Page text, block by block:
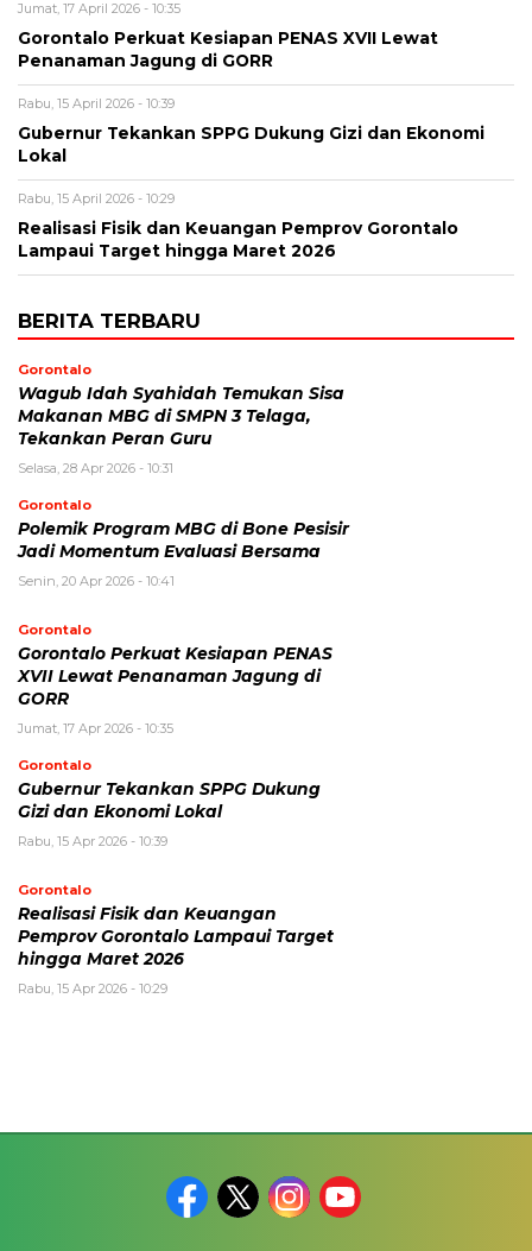
Jumat, 17 April 2026 - 10:35
Gorontalo Perkuat Kesiapan PENAS XVII Lewat
Penanaman Jagung di GORR
Rabu, 15 April 2026 - 10:39
Gubernur Tekankan SPPG Dukung Gizi dan Ekonomi
Lokal
Rabu, 15 April 2026 - 10:29
Realisasi Fisik dan Keuangan Pemprov Gorontalo
Lampaui Target hingga Maret 2026
BERITA TERBARU
Gorontalo
Wagub Idah Syahidah Temukan Sisa
Makanan MBG di SMPN 3 Telaga,
Tekankan Peran Guru
Selasa, 28 Apr 2026 - 10:31
Gorontalo
Polemik Program MBG di Bone Pesisir
Jadi Momentum Evaluasi Bersama
Senin, 20 Apr 2026 - 10:41
Gorontalo
Gorontalo Perkuat Kesiapan PENAS
XVII Lewat Penanaman Jagung di
GORR
Jumat, 17 Apr 2026 - 10:35
Gorontalo
Gubernur Tekankan SPPG Dukung
Gizi dan Ekonomi Lokal
Rabu, 15 Apr 2026 - 10:39
Gorontalo
Realisasi Fisik dan Keuangan
Pemprov Gorontalo Lampaui Target
hingga Maret 2026
Rabu, 15 Apr 2026 - 10:29